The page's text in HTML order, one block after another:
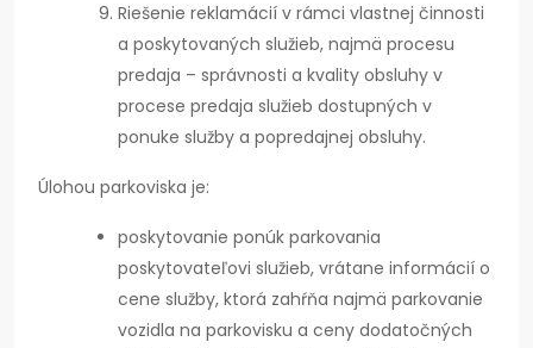
Riešenie reklamácií v rámci vlastnej činnosti
a poskytovaných služieb, najmä procesu
predaja – správnosti a kvality obsluhy v
procese predaja služieb dostupných v
ponuke služby a popredajnej obsluhy.
Úlohou parkoviska je:
poskytovanie ponúk parkovania
poskytovateľovi služieb, vrátane informácií o
cene služby, ktorá zahŕňa najmä parkovanie
vozidla na parkovisku a ceny dodatočných